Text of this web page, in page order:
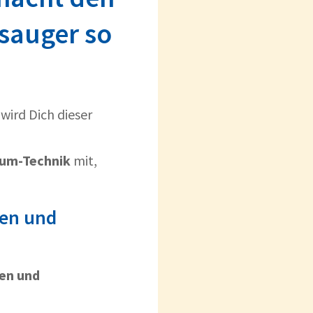
so
Dich dieser
Technik mit,
und
und